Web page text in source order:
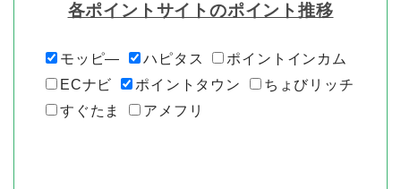
各ポイントサイトのポイント推移
モッピ― ハピタス
ポイントインカム
ECナビ
ポイントタウン
ちょびリッチ
すぐたま
アメフリ